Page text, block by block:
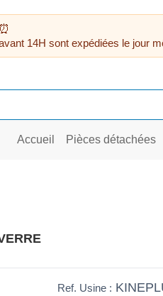
14H sont expédiées le jour
Accueil Pièces détachées
Ref. Usine :